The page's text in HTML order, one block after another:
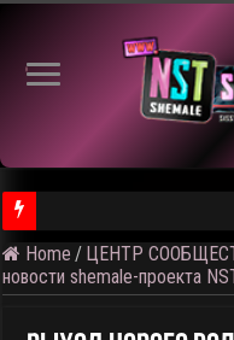
⚠️ Результаты
Home / ЦЕНТР
новости shemale-проекта